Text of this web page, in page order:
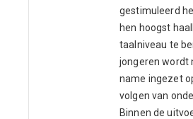
gestimuleerd
hen hoogst
taalniveau te
jongeren wordt
name ingezet
volgen van
Binnen de